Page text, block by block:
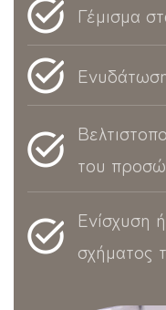
Γέμισμα
του
Ενίσχυση
σχήματος